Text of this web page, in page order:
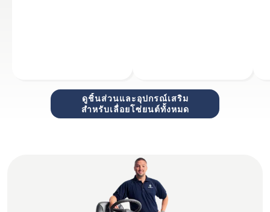
ดูชิ้นส่วนและอุปกรณ์เสริม
สำหรับเลื่อยโซ่ยนต์ทั้งหมด